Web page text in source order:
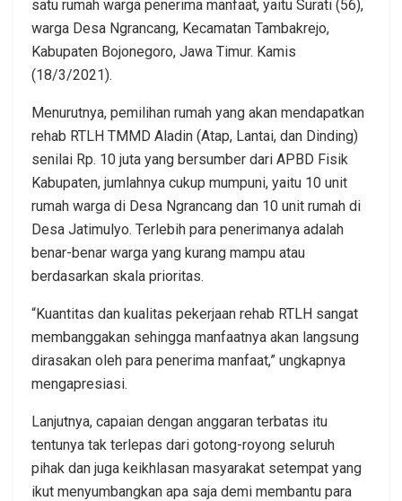
satu rumah warga penerima manfaat, yaitu Surati (56),
warga Desa Ngrancang, Kecamatan Tambakrejo,
Kabupaten Bojonegoro, Jawa Timur. Kamis
(18/3/2021).
Menurutnya, pemilihan rumah yang akan mendapatkan
rehab RTLH TMMD Aladin (Atap, Lantai, dan Dinding)
senilai Rp. 10 juta yang bersumber dari APBD Fisik
Kabupaten, jumlahnya cukup mumpuni, yaitu 10 unit
rumah warga di Desa Ngrancang dan 10 unit rumah di
Desa Jatimulyo. Terlebih para penerimanya adalah
benar-benar warga yang kurang mampu atau
berdasarkan skala prioritas.
“Kuantitas dan kualitas pekerjaan rehab RTLH sangat
membanggakan sehingga manfaatnya akan langsung
dirasakan oleh para penerima manfaat,” ungkapnya
mengapresiasi.
Lanjutnya, capaian dengan anggaran terbatas itu
tentunya tak terlepas dari gotong-royong seluruh
pihak dan juga keikhlasan masyarakat setempat yang
ikut menyumbangkan apa saja demi membantu para